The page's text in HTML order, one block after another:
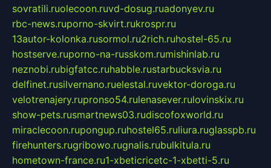
sovratili.ruolecoon.ruvd-dosug.ruadonyev.ru
rbc-news.ruporno-skvirt.rukrospr.ru
13autor-kolonka.rusormol.ru2rich.ruhostel-65.ru
hostserve.ruporno-na-russkom.rumishinlab.ru
neznobi.rubigfatcc.ruhabble.rustarbucksvia.ru
delfinet.rusilvernano.ruelestal.ruvektor-doroga.ru
velotrenajery.rupronso54.rulenasever.rulovinskix.ru
show-pets.rusmartnews03.rudiscofoxworld.ru
miraclecoon.rupongup.ruhostel65.ruliura.ruglasspb.ru
firehunters.rugribowo.rugnalis.rubulkitula.ru
hometown-france.ru1-xbeticricetc-1-xbetti-5.ru